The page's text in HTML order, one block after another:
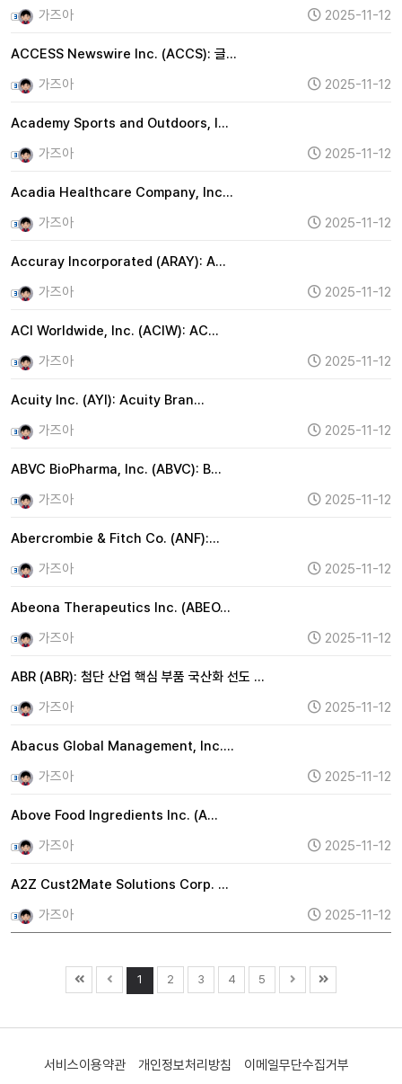
가즈아
2025-11-12
ACCESS Newswire Inc. (ACCS): 글…
가즈아
2025-11-12
Academy Sports and Outdoors, I…
가즈아
2025-11-12
Acadia Healthcare Company, Inc…
가즈아
2025-11-12
Accuray Incorporated (ARAY): A…
가즈아
2025-11-12
ACI Worldwide, Inc. (ACIW): AC…
가즈아
2025-11-12
Acuity Inc. (AYI): Acuity Bran…
가즈아
2025-11-12
ABVC BioPharma, Inc. (ABVC): B…
가즈아
2025-11-12
Abercrombie & Fitch Co. (ANF):…
가즈아
2025-11-12
Abeona Therapeutics Inc. (ABEO…
가즈아
2025-11-12
ABR (ABR): 첨단 산업 핵심 부품 국산화 선도 …
가즈아
2025-11-12
Abacus Global Management, Inc.…
가즈아
2025-11-12
Above Food Ingredients Inc. (A…
가즈아
2025-11-12
A2Z Cust2Mate Solutions Corp. …
가즈아
2025-11-12
1 2 3 4 5
서비스이용약관 개인정보처리방침 이메일무단수집거부